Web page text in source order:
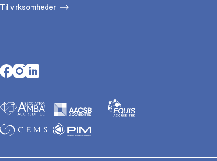
Til virksomheder
Opens in a new tab
Opens in a new tab
Opens in a new tab